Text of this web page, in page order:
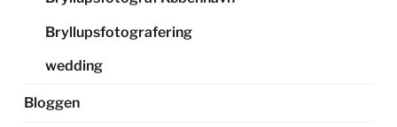
Bryllupsfotografering
wedding
Bloggen